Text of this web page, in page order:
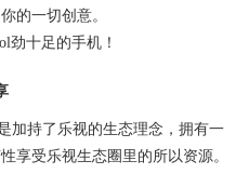
的一切创意。
加持了乐视的生态理念，拥有一
享受乐视生态圈里的所以资源。